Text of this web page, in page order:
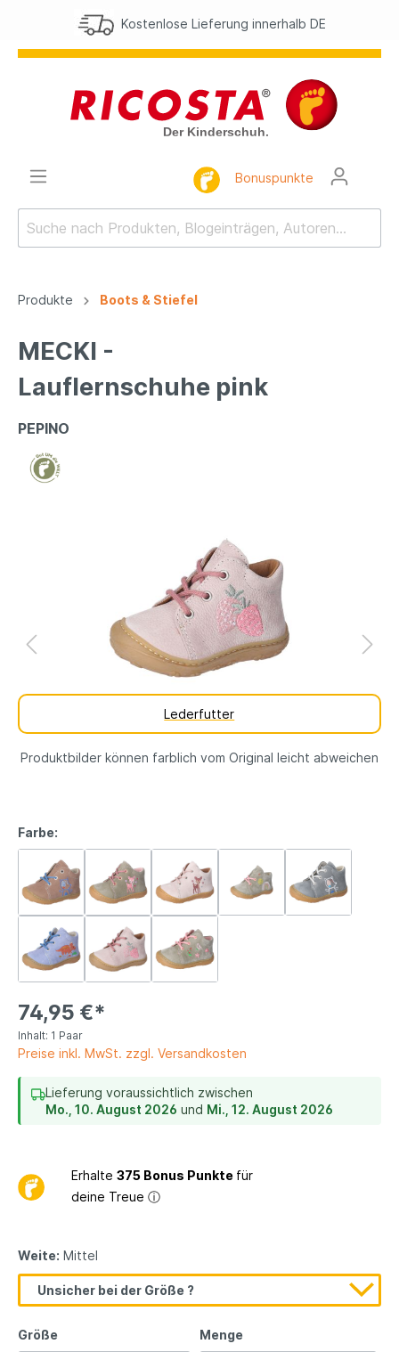
Kostenlose Lieferung innerhalb DE
Bonuspunkte
Produkte Boots & Stiefel
MECKI -
Lauflernschuhe pink
PEPINO
Lederfutter
Produktbilder können farblich vom Original leicht abweichen
Farbe:
74,95 €*
Inhalt: 1 Paar
Preise inkl. MwSt. zzgl. Versandkosten
Lieferung voraussichtlich zwischen
Mo., 10. August 2026 und Mi., 12. August 2026
Erhalte 375 Bonus Punkte für
deine Treue ⓘ
Weite: Mittel
Unsicher bei der Größe ?
Größe Menge